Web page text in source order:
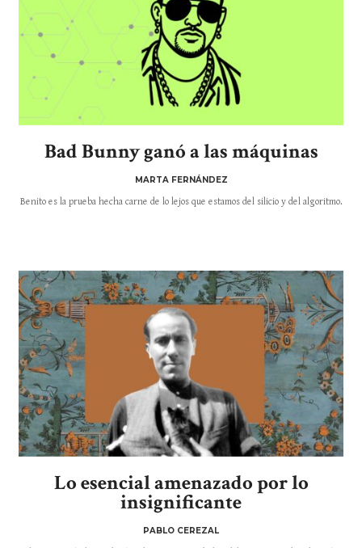
Bad Bunny ganó a las máquinas
MARTA FERNÁNDEZ
Benito es la prueba hecha carne de lo lejos que estamos del silicio y del algo­ritmo.
Lo esencial amenazado por lo
insignificante
PABLO CEREZAL